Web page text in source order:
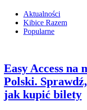
Aktualności
Kibice Razem
Popularne
Easy Access na
Polski.
jak kupić bilety